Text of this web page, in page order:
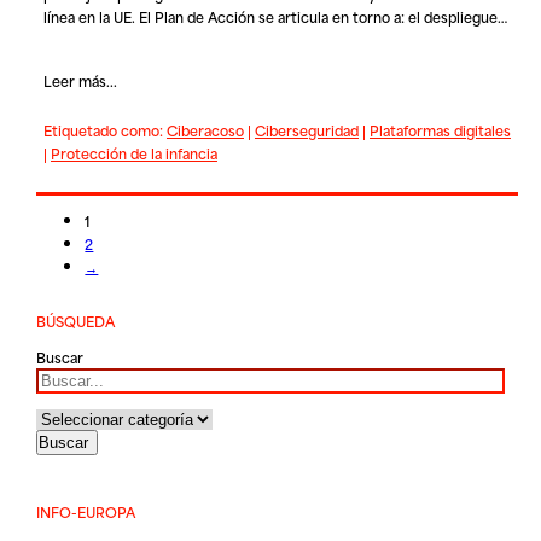
línea en la UE. El Plan de Acción se articula en torno a: el despliegue…
Leer más...
Etiquetado como:Ciberacoso| Ciberseguridad| Plataformas digitales
| Protección de la infancia
1
2
→
BÚSQUEDA
Buscar
INFO-EUROPA